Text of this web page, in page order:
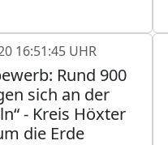
16:51:45 UHR
Rund 900
sich an der
- Kreis Höxter
die Erde